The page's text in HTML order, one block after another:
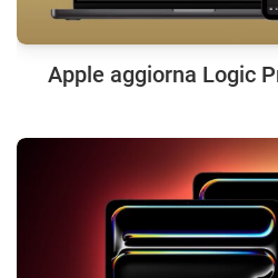
Apple aggiorna Logic